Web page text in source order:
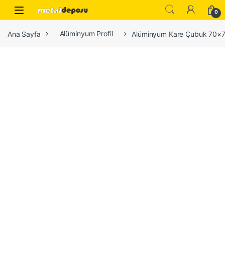
Skip to navigation
Skip to content
0
Ana Sayfa Alüminyum Profil Alüminyum Kare Çubuk